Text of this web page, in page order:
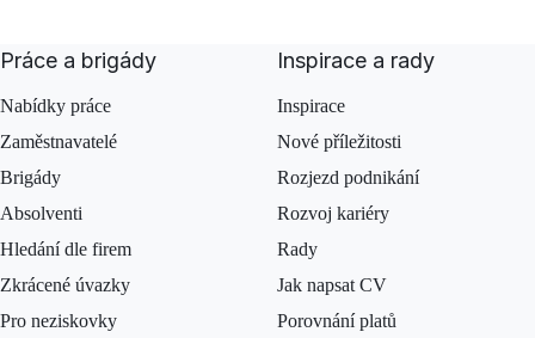
Práce a brigády
Nabídky práce
Zaměstnavatelé
Brigády
Absolventi
Hledání dle firem
Zkrácené úvazky
Pro neziskovky
Inspirace a rady
Inspirace
Nové příležitosti
Rozjezd podnikání
Rozvoj kariéry
Rady
Jak napsat CV
Porovnání platů